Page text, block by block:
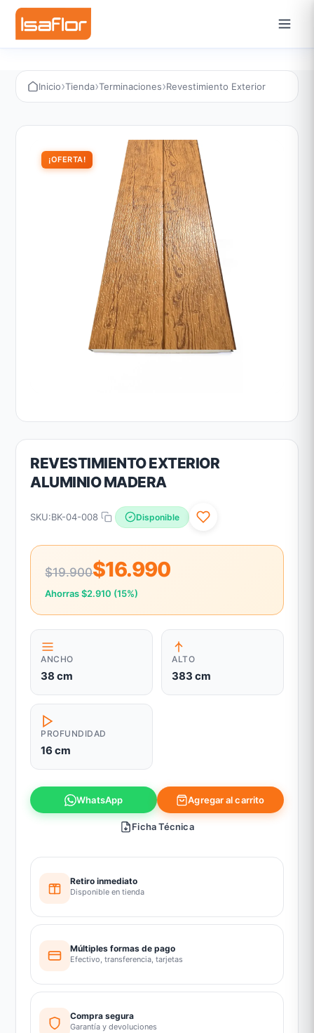
Inicio›Tienda›Terminaciones›Revestimiento Exterior
¡OFERTA!
REVESTIMIENTO EXTERIOR
ALUMINIO MADERA
SKU:BK-04-008 Disponible
$19.900$16.990
Ahorras $2.910 (15%)
ANCHO
38 cm
ALTO
383 cm
PROFUNDIDAD
16 cm
WhatsApp Agregar al carrito
Ficha Técnica
Retiro inmediato
Disponible en tienda
Múltiples formas de pago
Efectivo, transferencia, tarjetas
Compra segura
Garantía y devoluciones